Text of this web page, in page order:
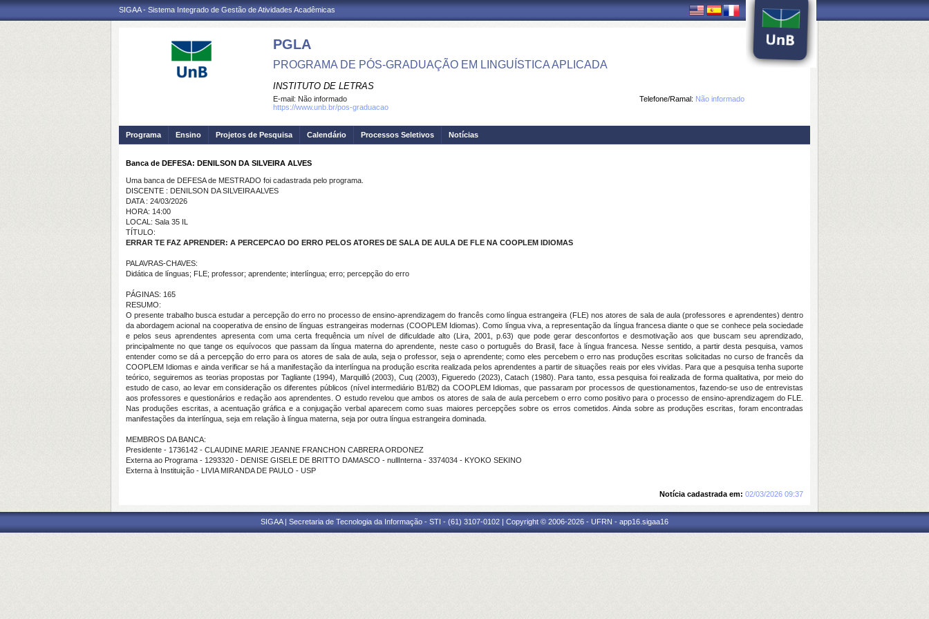
SIGAA - Sistema Integrado de Gestão de Atividades Acadêmicas
PGLA
PROGRAMA DE PÓS-GRADUAÇÃO EM LINGUÍSTICA APLICADA
INSTITUTO DE LETRAS
Telefone/Ramal: Não informado
E-mail: Não informado
https://www.unb.br/pos-graduacao
Programa Ensino Projetos de Pesquisa Calendário Processos Seletivos Notícias
Banca de DEFESA: DENILSON DA SILVEIRA ALVES
Uma banca de DEFESA de MESTRADO foi cadastrada pelo programa.
DISCENTE : DENILSON DA SILVEIRA ALVES
DATA : 24/03/2026
HORA: 14:00
LOCAL: Sala 35 IL
TÍTULO:
ERRAR TE FAZ APRENDER: A PERCEPCAO DO ERRO PELOS ATORES DE SALA DE AULA DE FLE NA COOPLEM IDIOMAS
PALAVRAS-CHAVES:
Didática de línguas; FLE; professor; aprendente; interlíngua; erro; percepção do erro
PÁGINAS: 165
RESUMO:
O presente trabalho busca estudar a percepção do erro no processo de ensino-aprendizagem do francês como língua estrangeira (FLE) nos atores de sala de aula (professores e aprendentes) dentro
da abordagem acional na cooperativa de ensino de línguas estrangeiras modernas (COOPLEM Idiomas). Como língua viva, a representação da língua francesa diante o que se conhece pela sociedade
e pelos seus aprendentes apresenta com uma certa frequência um nível de dificuldade alto (Lira, 2001, p.63) que pode gerar desconfortos e desmotivação aos que buscam seu aprendizado,
principalmente no que tange os equívocos que passam da língua materna do aprendente, neste caso o português do Brasil, face à língua francesa. Nesse sentido, a partir desta pesquisa, vamos
entender como se dá a percepção do erro para os atores de sala de aula, seja o professor, seja o aprendente; como eles percebem o erro nas produções escritas solicitadas no curso de francês da
COOPLEM Idiomas e ainda verificar se há a manifestação da interlíngua na produção escrita realizada pelos aprendentes a partir de situações reais por eles vividas. Para que a pesquisa tenha suporte
teórico, seguiremos as teorias propostas por Tagliante (1994), Marquilló (2003), Cuq (2003), Figueredo (2023), Catach (1980). Para tanto, essa pesquisa foi realizada de forma qualitativa, por meio do
estudo de caso, ao levar em consideração os diferentes públicos (nível intermediário B1/B2) da COOPLEM Idiomas, que passaram por processos de questionamentos, fazendo-se uso de entrevistas
aos professores e questionários e redação aos aprendentes. O estudo revelou que ambos os atores de sala de aula percebem o erro como positivo para o processo de ensino-aprendizagem do FLE.
Nas produções escritas, a acentuação gráfica e a conjugação verbal aparecem como suas maiores percepções sobre os erros cometidos. Ainda sobre as produções escritas, foram encontradas
manifestações da interlíngua, seja em relação à língua materna, seja por outra língua estrangeira dominada.
MEMBROS DA BANCA:
Presidente - 1736142 - CLAUDINE MARIE JEANNE FRANCHON CABRERA ORDONEZ
Externa ao Programa - 1293320 - DENISE GISELE DE BRITTO DAMASCO - nullInterna - 3374034 - KYOKO SEKINO
Externa à Instituição - LIVIA MIRANDA DE PAULO - USP
Notícia cadastrada em: 02/03/2026 09:37
SIGAA | Secretaria de Tecnologia da Informação - STI - (61) 3107-0102 | Copyright © 2006-2026 - UFRN - app16.sigaa16